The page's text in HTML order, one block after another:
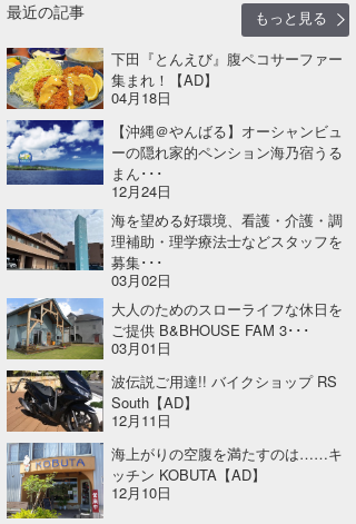
最近の記事
もっと見る
下田『とんえび』腹ペコサーファー
集まれ！【AD】
04月18日
【沖縄＠やんばる】オーシャンビュ
ーの隠れ家的ペンション海乃宿うる
まん･･･
12月24日
海を望める好環境、看護・介護・調
理補助・理学療法士などスタッフを
募集･･･
03月02日
大人のためのスローライフな休日を
ご提供 B&BHOUSE FAM 3･･･
03月01日
波伝説ご用達!! バイクショップ RS
South【AD】
12月11日
海上がりの空腹を満たすのは……キ
ッチン KOBUTA【AD】
12月10日